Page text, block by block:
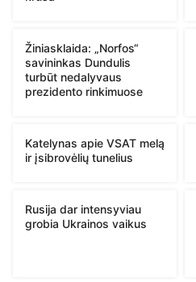
Žiniasklaida: „Norfos“
savininkas Dundulis
turbūt nedalyvaus
prezidento rinkimuose
Katelynas apie VSAT melą
ir įsibrovėlių tunelius
Rusija dar intensyviau
grobia Ukrainos vaikus